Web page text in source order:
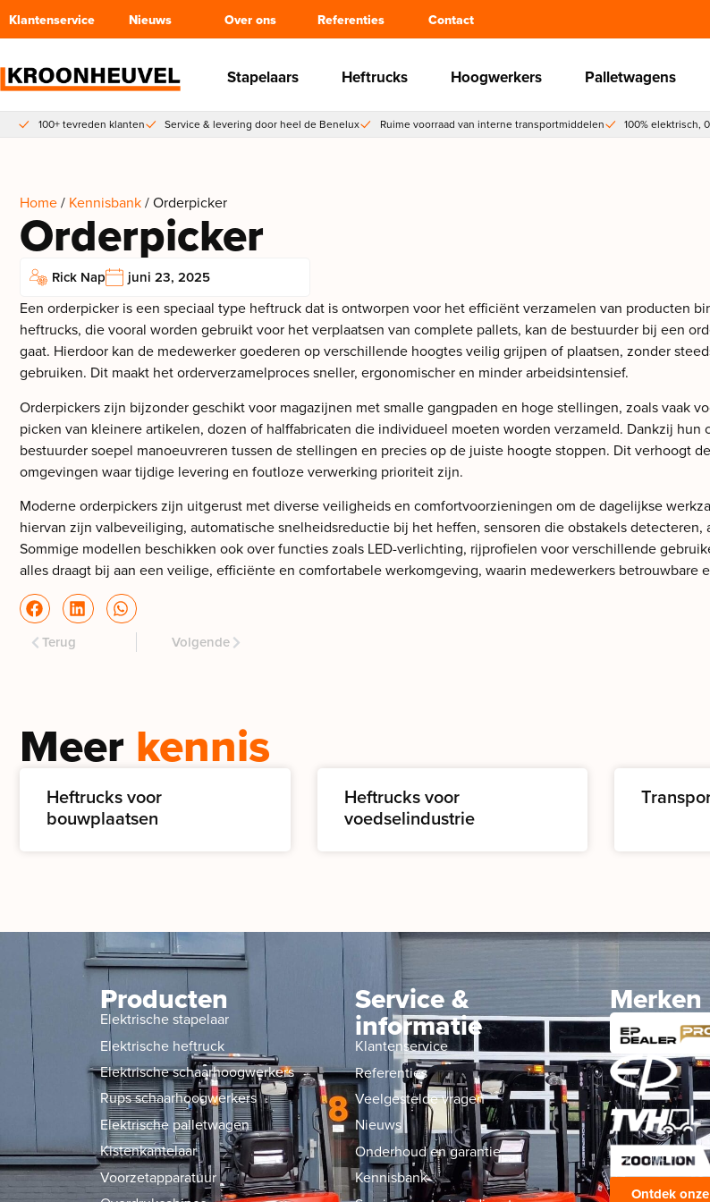
Klantenservice Nieuws Over ons Referenties Contact
Stapelaars Heftrucks Hoogwerkers Palletwagens
100+ tevreden klanten Service & levering door heel de Benelux Ruime voorraad van interne transportmiddelen 100% elektrisch,
Home/ Kennisbank/ Orderpicker
Orderpicker
Rick Nap juni 23, 2025
Een orderpicker is een speciaal type heftruck dat is ontworpen voor het efficiënt verzamelen van producten
heftrucks, die vooral worden gebruikt voor het verplaatsen van complete pallets, kan de bestuurder bij een
gaat. Hierdoor kan de medewerker goederen op verschillende hoogtes veilig grijpen of plaatsen, zonder
gebruiken. Dit maakt het orderverzamelproces sneller, ergonomischer en minder arbeidsintensief.
Orderpickers zijn bijzonder geschikt voor magazijnen met smalle gangpaden en hoge stellingen, zoals vaak
picken van kleinere artikelen, dozen of halffabricaten die individueel moeten worden verzameld. Dankzij
bestuurder soepel manoeuvreren tussen de stellingen en precies op de juiste hoogte stoppen. Dit verhoogt
omgevingen waar tijdige levering en foutloze verwerking prioriteit zijn.
Moderne orderpickers zijn uitgerust met diverse veiligheids en comfortvoorzieningen om de dagelijkse
hiervan zijn valbeveiliging, automatische snelheidsreductie bij het heffen, sensoren die obstakels
Sommige modellen beschikken ook over functies zoals LED-verlichting, rijprofielen voor verschillende
alles draagt bij aan een veilige, efficiënte en comfortabele werkomgeving, waarin medewerkers betrouwbare
Terug Volgende
Meer kennis
Heftrucks voor
bouwplaatsen
Heftrucks voor
voedselindustrie
Producten
Elektrische stapelaar
Elektrische heftruck
Elektrische schaarhoogwerkers
Rups schaarhoogwerkers
Elektrische palletwagen
Kistenkantelaar
Voorzetapparatuur
Service &
informatie
Klantenservice
Referenties
Veelgestelde vragen
Nieuws
Onderhoud en garantie
Kennisbank
Merken
Ontdek